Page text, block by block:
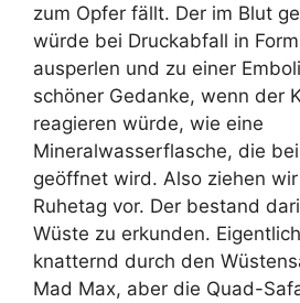
zum Opfer fällt. Der im Blut
würde bei Druckabfall in
ausperlen und zu einer
schöner Gedanke, wenn der
reagieren würde, wie eine
Mineralwasserflasche, die
geöffnet wird. Also ziehen
Ruhetag vor. Der bestand
Wüste zu erkunden.
knatternd durch den
Mad Max, aber die Quad-